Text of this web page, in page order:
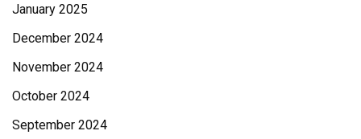
January 2025
December 2024
November 2024
October 2024
September 2024